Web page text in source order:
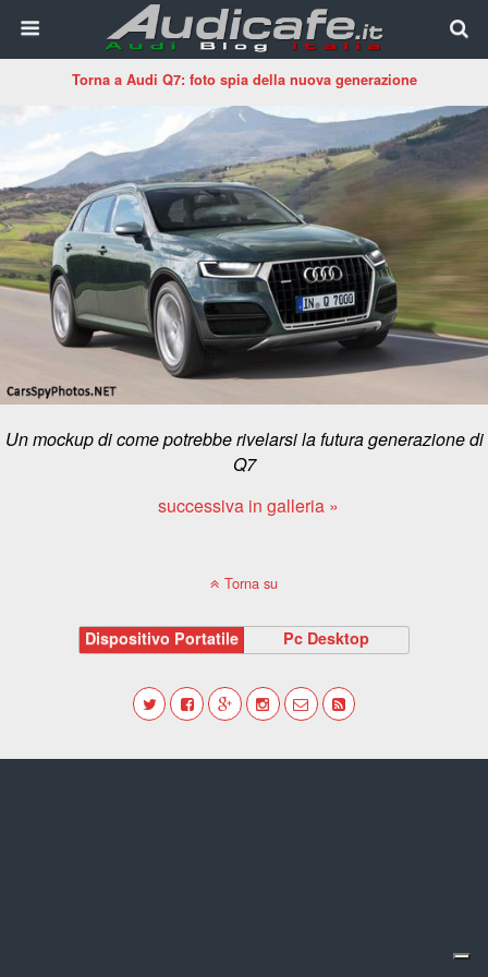
Torna a Audi Q7: foto spia della nuova generazione
Un mockup di come potrebbe rivelarsi la futura generazione di
Q7
successiva in galleria »
Torna su
Dispositivo Portatile Pc Desktop